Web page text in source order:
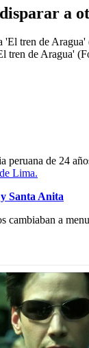
a
tren de Aragua'
peruana de 24
Lima.
Santa Anita
cambiaban a